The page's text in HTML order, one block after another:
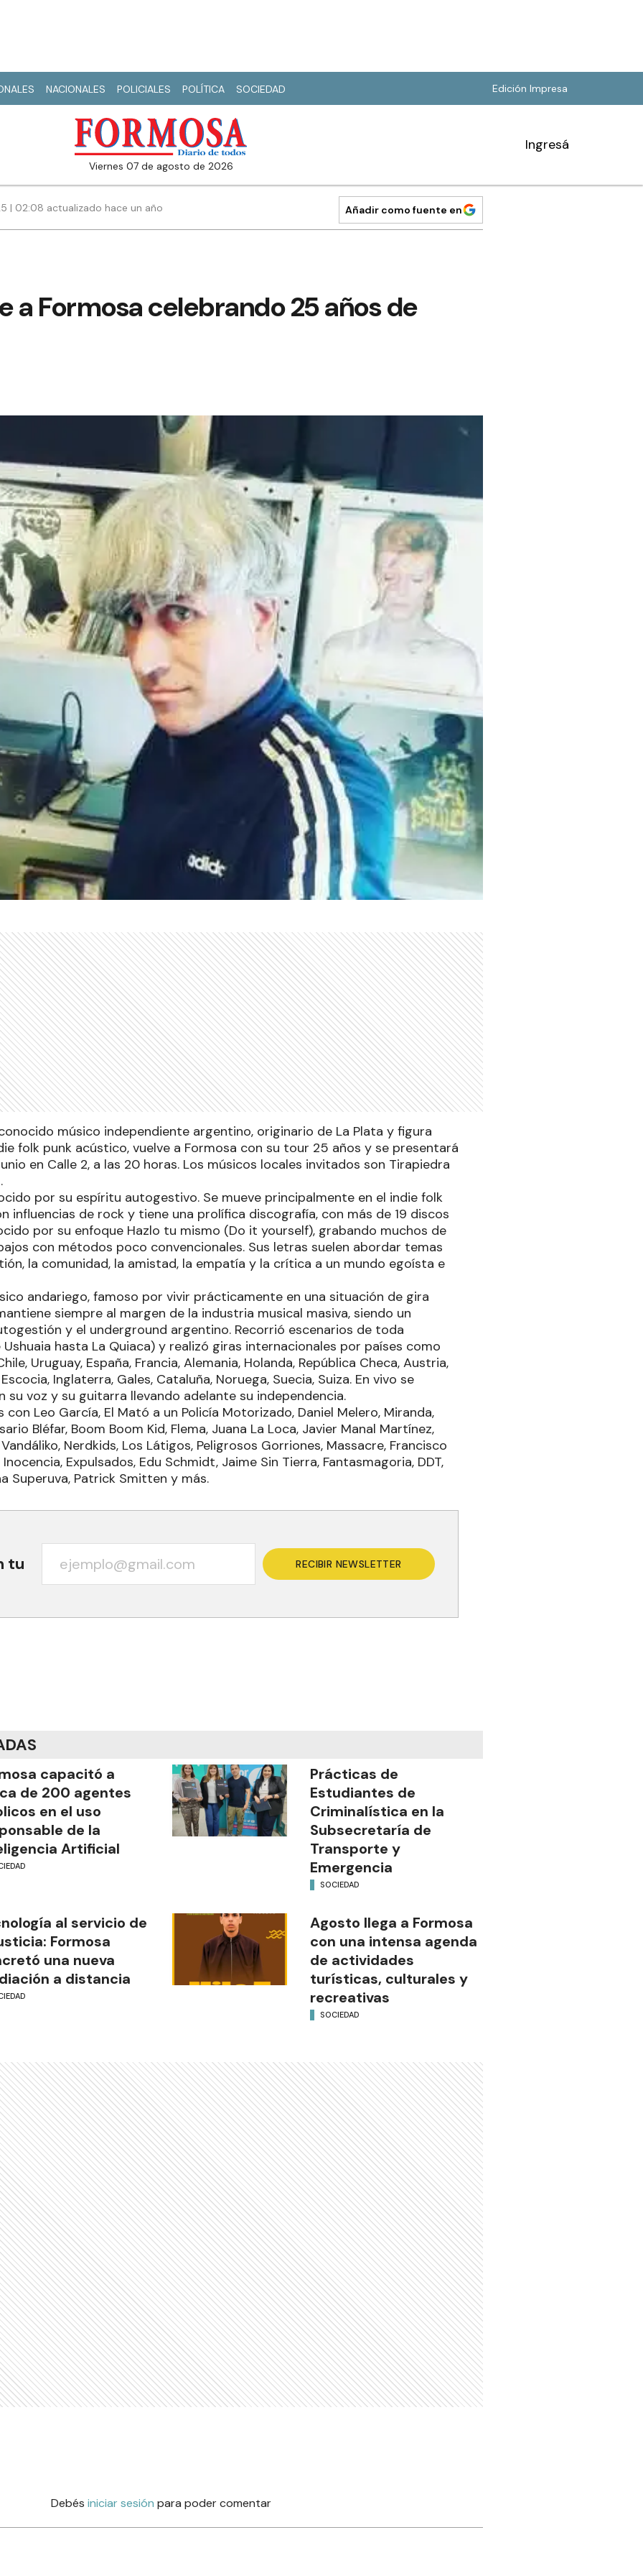
NACIONALES POLICIALES POLÍTICA SOCIEDAD Edición Impresa
viernes 07 de agosto de 2026
Ingresá
| 02:08 actualizado hace un año Añadir como fuente en
a Formosa celebrando 25 años de
músico independiente argentino, originario de La Plata y figura
folk punk acústico, vuelve a Formosa con su tour 25 años y se presentará
en Calle 2, a las 20 horas. Los músicos locales invitados son Tirapiedra
por su espíritu autogestivo. Se mueve principalmente en el indie folk
influencias de rock y tiene una prolífica discografía, con más de 19 discos
por su enfoque Hazlo tu mismo (Do it yourself), grabando muchos de
con métodos poco convencionales. Sus letras suelen abordar temas
la comunidad, la amistad, la empatía y la crítica a un mundo egoísta e
andariego, famoso por vivir prácticamente en una situación de gira
siempre al margen de la industria musical masiva, siendo un
y el underground argentino. Recorrió escenarios de toda
hasta La Quiaca) y realizó giras internacionales por países como
Uruguay, España, Francia, Alemania, Holanda, República Checa, Austria,
Inglaterra, Gales, Cataluña, Noruega, Suecia, Suiza. En vivo se
su voz y su guitarra llevando adelante su independencia.
Leo García, El Mató a un Policía Motorizado, Daniel Melero, Miranda,
Bléfar, Boom Boom Kid, Flema, Juana La Loca, Javier Manal Martínez,
Nerdkids, Los Látigos, Peligrosos Gorriones, Massacre, Francisco
Expulsados, Edu Schmidt, Jaime Sin Tierra, Fantasmagoria, DDT,
Superuva, Patrick Smitten y más.
tu RECIBIR NEWSLETTER
capacitó a
de 200 agentes
en el uso
de la
Artificial
Prácticas de
Estudiantes de
Criminalística en la
Subsecretaría de
Transporte y
Emergencia
SOCIEDAD
al servicio de
Formosa
una nueva
a distancia
Agosto llega a Formosa
con una intensa agenda
de actividades
turísticas, culturales y
recreativas
SOCIEDAD
Debés iniciar sesión para poder comentar